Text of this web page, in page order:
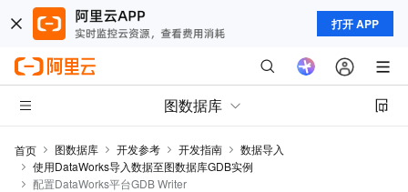
打开 APP
图数据库
首页 图数据库 开发参考 开发指南
数据导入
使用DataWorks导入数据至图数据库GDB实例
配置DataWorks平台GDB Writer